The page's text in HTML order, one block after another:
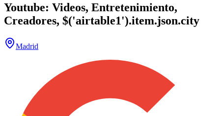
Youtube: Videos, Entretenimiento,
Creadores, $('airtable1').item.json.city
Madrid